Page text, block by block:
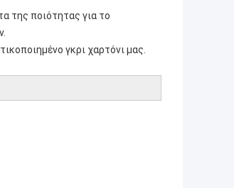
της ποιότητας για το
γκρι χαρτόνι μας.